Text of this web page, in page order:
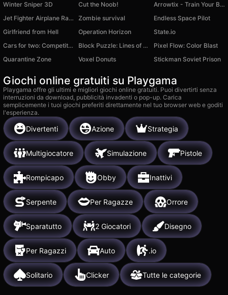
Winter Sniper 3D Cut the Noob!
Arrowtix - Train Your Brain
Jet Fighter Airplane Racing
Zombie survival
Endless Space Pilot
Girlfriend from Hell
Operation Horizon
State.io
Cars for two: Competitions
Block Puzzle: Lines of Blocks
Pixel Flow: Color Blast
Quarantine Zone
Voxel Donuts Stickman Soviet Prison
Giochi online gratuiti su Playgama
Playgama offre gli ultimi e migliori giochi online gratuiti. Puoi divertirti senza
interruzioni da download, pubblicità invadenti o pop-up. Carica
semplicemente i tuoi giochi preferiti direttamente nel tuo browser web e goditi
l'esperienza.
Divertenti Azione Strategia
Multigiocatore Simulazione Pistole
Rompicapo Obby Inattivi
Serpente Per Ragazze Orrore
Sparatutto 2 Giocatori Disegno
Per Ragazzi Auto .io
Solitario Clicker Tutte le categorie